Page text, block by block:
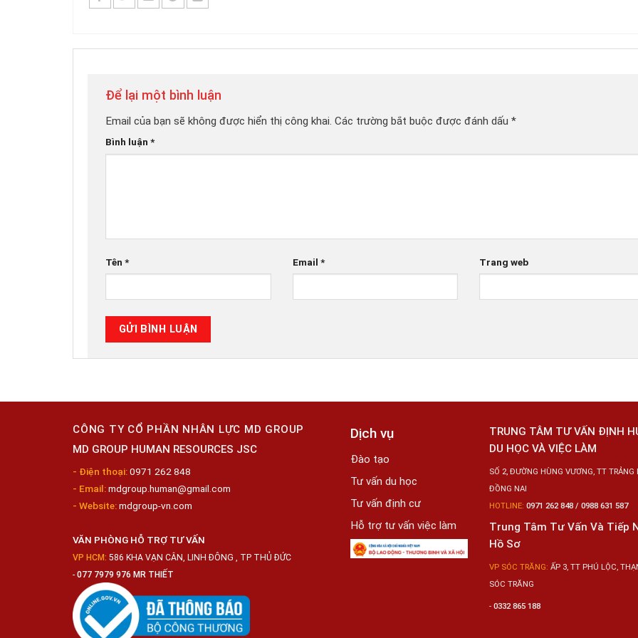
Để lại một bình luận
Email của bạn sẽ không được hiển thị công khai. Các trường bắt buộc được đánh dấu *
Bình luận *
Tên * Email * Trang web
CÔNG TY CỔ PHẦN NHÂN LỰC MD GROUP
MD GROUP HUMAN RESOURCES JSC
- Điện thoại:0971 262 848
- Email:mdgroup.human@gmail.com
- Website:mdgroup-vn.com
VĂN PHÒNG HỖ TRỢ TƯ VẤN
VP HCM: 586 KHA VẠN CÂN, LINH ĐÔNG , TP THỦ ĐỨC
-077 7979 976 MR THIẾT
Dịch vụ
Đào tạo
Tư vấn du học
Tư vấn định cư
Hỗ trợ tư vấn việc làm
TRUNG TÂM TƯ VẤN ĐỊNH
DU HỌC VÀ VIỆC LÀM
SỐ 2, ĐƯỜNG HÙNG VƯƠNG, TT TRẢNG
ĐỒNG NAI
HOTLINE: 0971 262 848 / 0988 631 587
Trung Tâm Tư Vấn Và Tiếp
Hồ Sơ
VP SÓC TRĂNG: ẤP 3, TT PHÚ LỘC,
SÓC TRĂNG
- 0332 865 188